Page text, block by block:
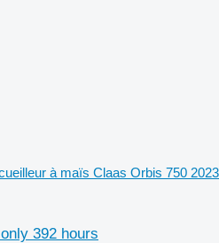
à maïs Claas Orbis 750 2023
392 hours